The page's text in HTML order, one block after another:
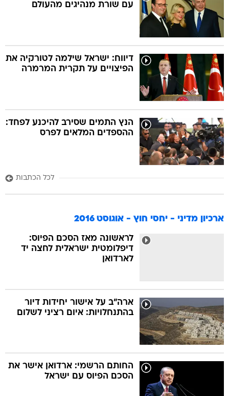
עם שורת מנהיגים מהעולם
דיווח: ישראל שילמה לטורקיה את
הפיצויים על תקרית המרמרה
הנץ התמים שסירב להיכנע לפחד:
ההספדים המלאים לפרס
לכל הכתבות
ארכיון מדיני - יחסי חוץ - אוגוסט 2016
לראשונה מאז הסכם הפיוס:
דיפלומטית ישראלית לחצה יד
לארדואן
ארה"ב על אישור יחידות דיור
בהתנחלויות: איום רציני לשלום
החותם הרשמי: ארדואן אישר את
הסכם הפיוס עם ישראל